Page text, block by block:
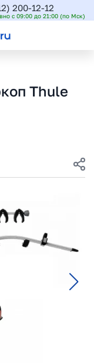
200-12-12
с 09:00 до 21:00 (по Мск)
Thule